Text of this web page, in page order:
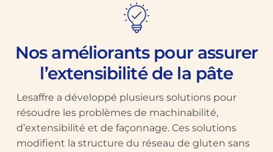
Nos améliorants pour assurer
l’extensibilité de la pâte
Lesaffre a développé plusieurs solutions pour
résoudre les problèmes de machinabilité,
d’extensibilité et de façonnage. Ces solutions
modifient la structure du réseau de gluten sans